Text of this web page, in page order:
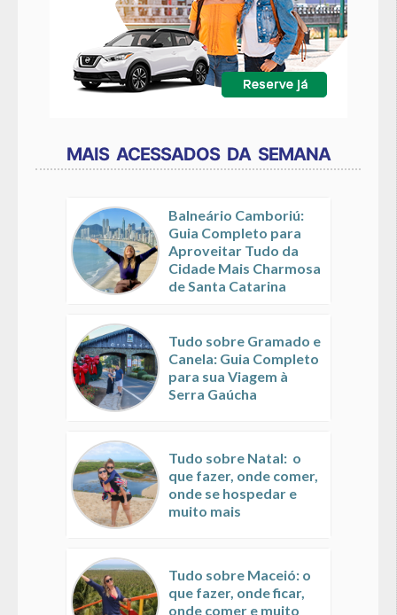
MAIS ACESSADOS DA SEMANA
Balneário Camboriú:
Guia Completo para
Aproveitar Tudo da
Cidade Mais Charmosa
de Santa Catarina
Tudo sobre Gramado e
Canela: Guia Completo
para sua Viagem à
Serra Gaúcha
Tudo sobre Natal: o
que fazer, onde comer,
onde se hospedar e
muito mais
Tudo sobre Maceió: o
que fazer, onde ficar,
onde comer e muito